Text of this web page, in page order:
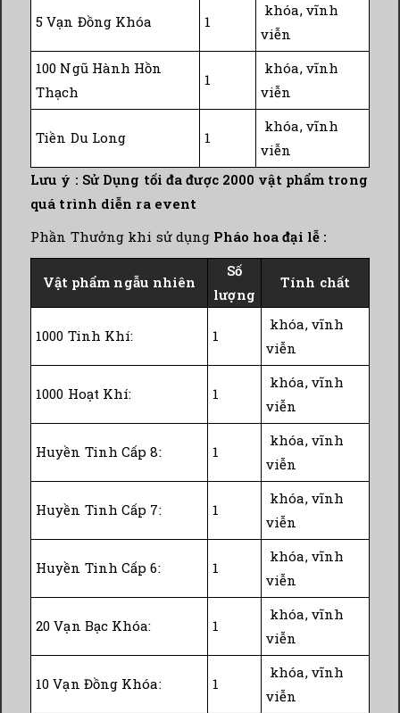
5 Vạn Đồng Khóa 1
khóa, vĩnh
viễn
100 Ngũ Hành Hồn
Thạch
1
khóa, vĩnh
viễn
Tiền Du Long 1
khóa, vĩnh
viễn
Lưu ý : Sử Dụng tối đa được 2000 vật phẩm trong
quá trình diễn ra event
Phần Thưởng khi sử dụng Pháo hoa đại lễ :
Vật phẩm ngẫu nhiên
Số
lượng
Tính chất
1000 Tinh Khí: 1
khóa, vĩnh
viễn
1000 Hoạt Khí: 1
khóa, vĩnh
viễn
Huyền Tinh Cấp 8: 1
khóa, vĩnh
viễn
Huyền Tinh Cấp 7: 1
khóa, vĩnh
viễn
Huyền Tinh Cấp 6: 1
khóa, vĩnh
viễn
20 Vạn Bạc Khóa: 1
khóa, vĩnh
viễn
10 Vạn Đồng Khóa: 1
khóa, vĩnh
viễn